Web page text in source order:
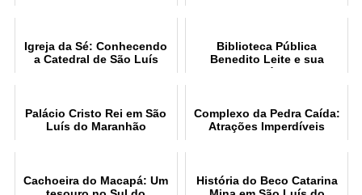
Igreja da Sé: Conhecendo
a Catedral de São Luís
Biblioteca Pública
Benedito Leite e sua
História
Palácio Cristo Rei em São
Luís do Maranhão
Complexo da Pedra Caída:
Atrações Imperdíveis
Cachoeira do Macapá: Um
História do Beco Catarina